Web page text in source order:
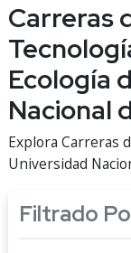
Carreras
Ecología
Nacional
Explora Carreras
Universidad
Filtrado